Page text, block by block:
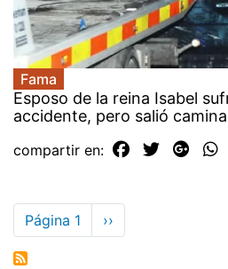
Fama
Esposo de la reina Isabel
accidente, pero salió
compartir en:
Paginación
Página 1
Siguiente
página
››